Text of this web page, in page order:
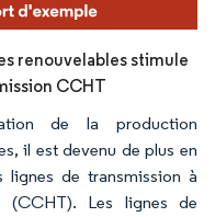
renouvelables stimule
CCHT
de la production
il est devenu de plus en
de transmission à
(CCHT). Les lignes de